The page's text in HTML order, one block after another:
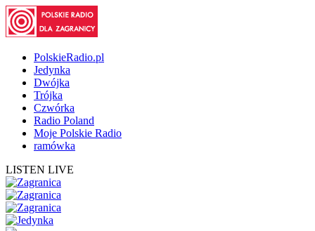
PolskieRadio.pl
Jedynka
Dwójka
Trójka
Czwórka
Radio Poland
Moje Polskie Radio
ramówka
LISTEN LIVE